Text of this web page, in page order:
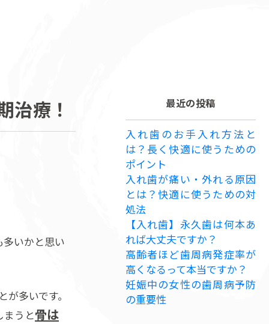
治療！
いかと思い
多いです。
まうと骨は
最近の投稿
入れ歯のお手入れ方法と
は？長く快適に使うための
ポイント
入れ歯が痛い・外れる原因
とは？快適に使うための対
処法
【入れ歯】永久歯は何本あ
れば大丈夫ですか？
高齢者ほど歯周病発症率が
高くなるって本当ですか？
妊娠中の女性の歯周病予防
の重要性